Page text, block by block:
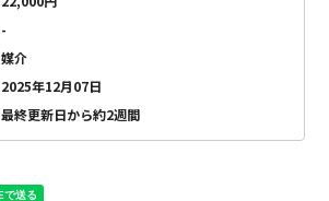
-
媒介
2025年12月07日
最終更新日から約2週間